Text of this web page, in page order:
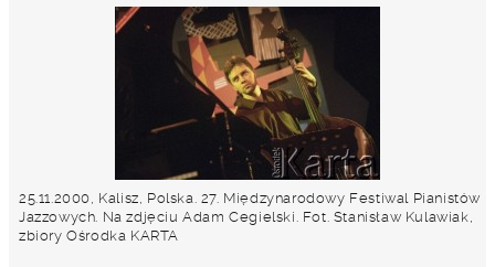
25.11.2000, Kalisz, Polska. 27. Międzynarodowy Festiwal Pianistów
Jazzowych. Na zdjęciu Adam Cegielski. Fot. Stanisław Kulawiak,
zbiory Ośrodka KARTA